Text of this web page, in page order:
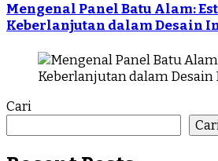
Mengenal Panel Batu Alam:
Keberlanjutan dalam Desain
Cari